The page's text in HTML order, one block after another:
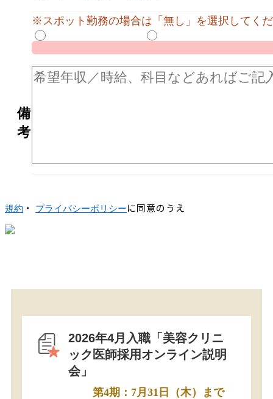
※スポット勤務の場合は「無し」を選択してく
備
考
規約 ・ プライバシーポリシーに同意のうえ
2026年4月入職「美容クリニ
ック医師採用オンライン説明
会」
第4期：7月31日（木）まで